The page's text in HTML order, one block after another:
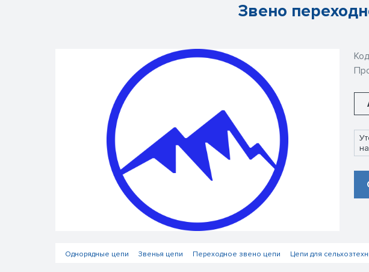
Звено
Однорядные цепи Звенья цепи Переходное звено цепи Цепи для